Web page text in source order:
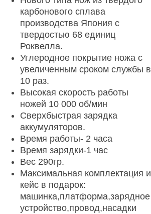
карбонового сплава
производства Япония с
твердостью 68 единиц
Роквелла.
Углеродное покрытие ножа с
увеличенным сроком службы в
10 раз.
Высокая скорость работы
ножей 10 000 об/мин
Сверхбыстрая зарядка
аккумуляторов.
Время работы- 2 часа
Время зарядки-1 час
Вес 290гр.
Максимальная комплектация и
кейс в подарок:
машинка,платформа,зарядное
устройство,провод,насадки